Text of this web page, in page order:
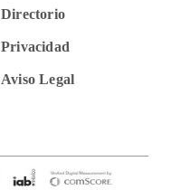
Directorio
Privacidad
Aviso Legal